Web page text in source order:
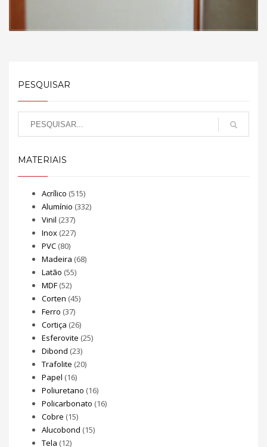
PESQUISAR
MATERIAIS
Acrílico (515)
Alumínio (332)
Vinil (237)
Inox (227)
PVC (80)
Madeira (68)
Latão (55)
MDF (52)
Corten (45)
Ferro (37)
Cortiça (26)
Esferovite (25)
Dibond (23)
Trafolite (20)
Papel (16)
Poliuretano (16)
Policarbonato (16)
Cobre (15)
Alucobond (15)
Tela (12)